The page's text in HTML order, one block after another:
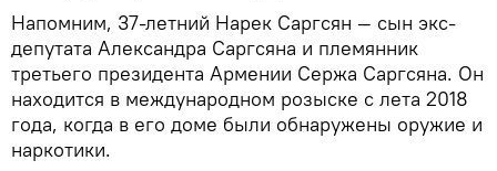
Напомним, 37-летний Нарек Саргсян — сын экс-
депутата Александра Саргсяна и племянник
третьего президента Армении Сержа Саргсяна. Он
находится в международном розыске с лета 2018
года, когда в его доме были обнаружены оружие и
наркотики.